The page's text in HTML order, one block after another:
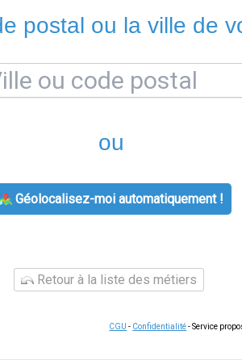
postal ou la ville de
ou
Géolocalisez-moi automatiquement !
Retour à la liste des métiers
CGU - Confidentialité- Service